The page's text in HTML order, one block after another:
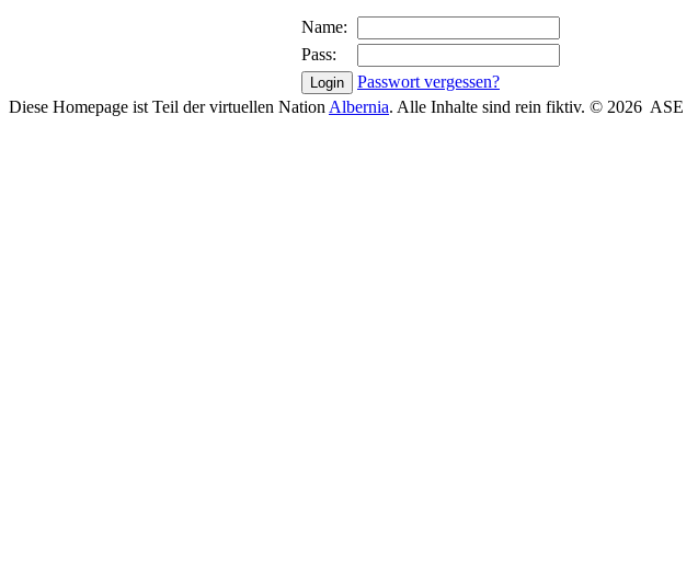
Name:
Pass:
Passwort vergessen?
Diese Homepage ist Teil der virtuellen Nation Albernia. Alle Inhalte sind rein fiktiv. © 2026 ASE